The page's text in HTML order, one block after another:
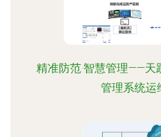
精准防范·智慧管理——天
管理系统运